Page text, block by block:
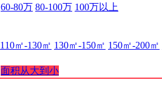
60-80万 80-100万 100万以上
110㎡-130㎡ 130㎡-150㎡ 150㎡-200㎡
面积从大到小